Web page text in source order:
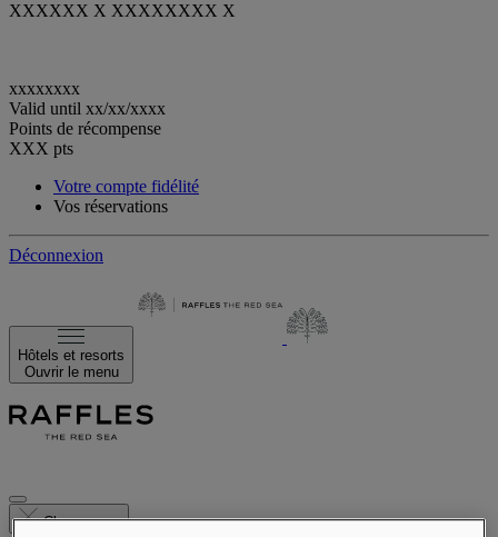
XXXXXX X XXXXXXXX X
xxxxxxxx
Valid until xx/xx/xxxx
Points de récompense
XXX pts
Votre compte fidélité
Vos réservations
Déconnexion
Hôtels et resorts
Ouvrir le menu
Close menu